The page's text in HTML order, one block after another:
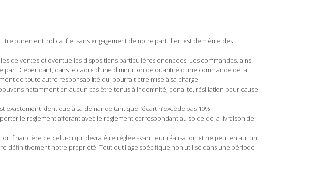
purement indicatif et sans engagement de notre part. Il en est de même des
de ventes et éventuelles dispositions particulières énoncées. Les commandes, ainsi
Cependant, dans le cadre d’une diminution de quantité d’une commande de la
de toute autre responsabilité qui pourrait être mise à sa charge.
notamment en aucun cas être tenus à indemnité, pénalité, résiliation pour cause
identique à sa demande tant que l’écart n’excède pas 10%.
le règlement afférant avec le règlement correspondant au solde de la livraison de
financière de celui-ci qui devra être réglée avant leur réalisation et ne peut en aucun
définitivement notre propriété. Tout outillage spécifique non utilisé dans une période